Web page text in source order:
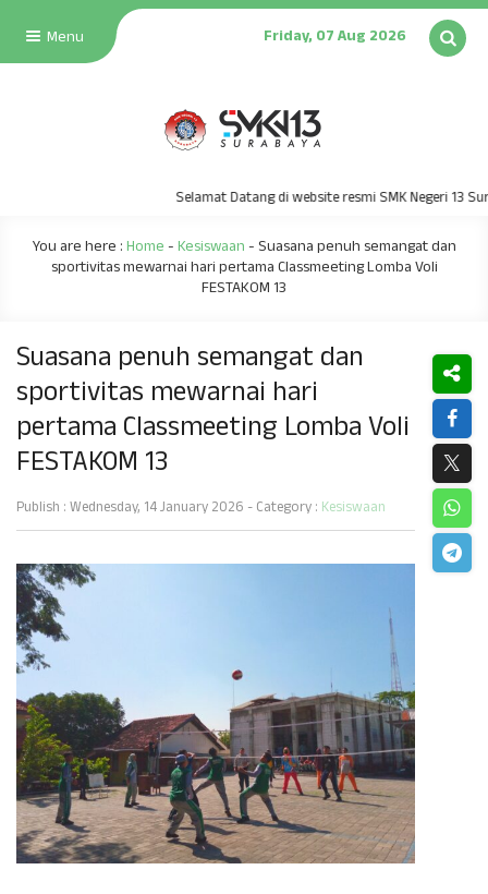
Menu Friday, 07 Aug 2026
Selamat Datang di website resmi SMK Negeri 13
You are here :Home-Kesiswaan-Suasana penuh semangat dan
sportivitas mewarnai hari pertama Classmeeting Lomba Voli
FESTAKOM 13
Suasana penuh semangat dan
sportivitas mewarnai hari
pertama Classmeeting Lomba Voli
FESTAKOM 13
Publish : Wednesday, 14 January 2026 - Category : Kesiswaan